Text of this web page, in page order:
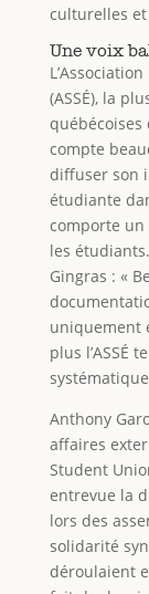
culturelles
Une voix
(ASSÉ), la
compte
diffuser son
étudiante
comporte
les
Gingras : «
uniquement
plus l’ASSÉ
Anthony
affaires
Student
entrevue la
lors des
solidarité
déroulaient